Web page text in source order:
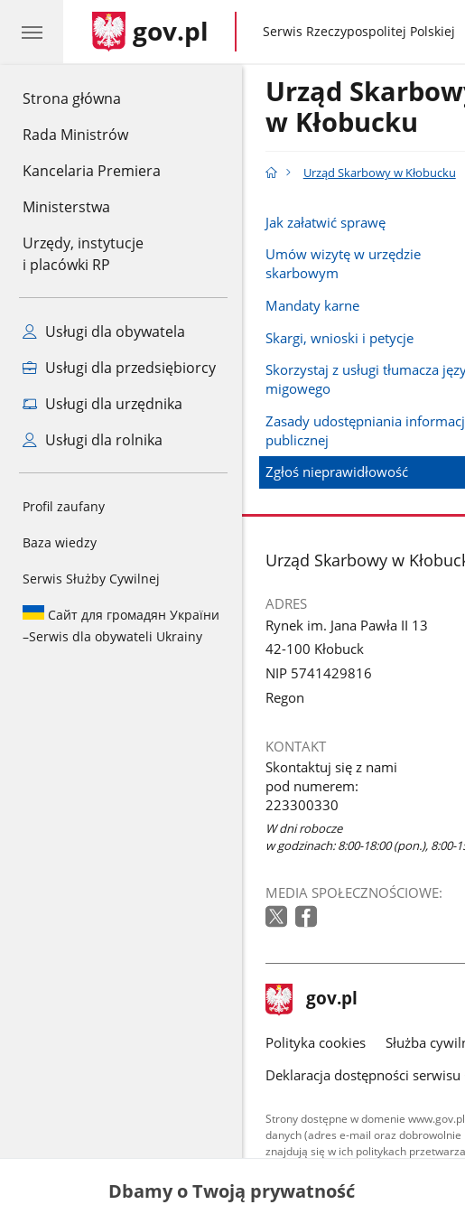
Strona główna
Rada Ministrów
Kancelaria Premiera
Ministerstwa
Urzędy, instytucje
i placówki RP
Usługi dla obywatela
Usługi dla przedsiębiorcy
Usługi dla urzędnika
Usługi dla rolnika
Profil zaufany
Baza wiedzy
Serwis Służby Cywilnej
Сайт для громадян України
–Serwis dla obywateli Ukrainy
gov.pl gov.pl
Serwis Rzeczypospolitej Polskiej
Urząd
w Kłobucku
Urząd Skarbowy w Kłobucku
Jak załatwić sprawę
Umów wizytę w urzędzie
skarbowym
Mandaty karne
Skargi, wnioski i petycje
Skorzystaj z usługi tłumacza
migowego
Zasady udostępniania
publicznej
Zgłoś nieprawidłowość
stopka
Urząd Skarbowy w
ADRES
Rynek im. Jana Pawła II 13
42-100 Kłobuck
NIP 5741429816
Regon
KONTAKT
Skontaktuj się z nami
pod numerem:
223300330
W dni robocze
w godzinach: 8:00-18:00 (pon.), 8:00-
MEDIA SPOŁECZNOŚCIOWE:
stopka
gov.pl Strona
gov.pl
gov.pl
Polityka cookies Służba
Deklaracja dostępności serwisu
Strony dostępne w domenie
danych (adres e-mail oraz dobrowolnie
znajdują się w ich politykach
Treści tekstowe
udostępniane na licencji
Dbamy o Twoją prywatność